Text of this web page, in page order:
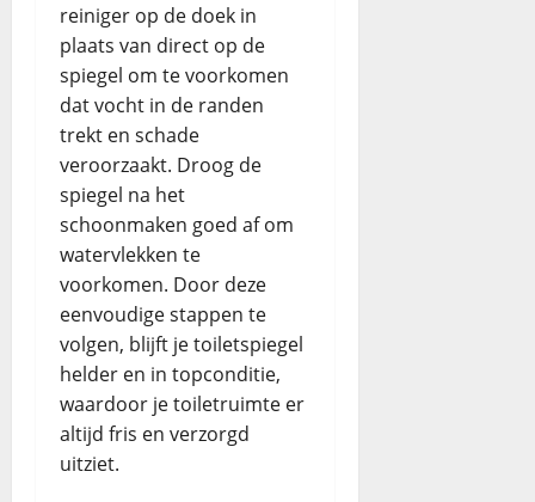
reiniger op de doek in
plaats van direct op de
spiegel om te voorkomen
dat vocht in de randen
trekt en schade
veroorzaakt. Droog de
spiegel na het
schoonmaken goed af om
watervlekken te
voorkomen. Door deze
eenvoudige stappen te
volgen, blijft je toiletspiegel
helder en in topconditie,
waardoor je toiletruimte er
altijd fris en verzorgd
uitziet.